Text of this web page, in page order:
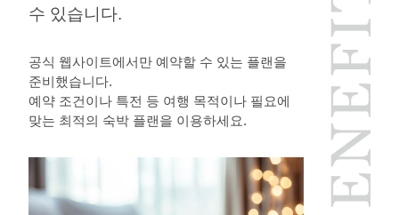
수 있습니다.
공식 웹사이트에서만 예약할 수 있는 플랜을
준비했습니다.
예약 조건이나 특전 등 여행 목적이나 필요에
맞는 최적의 숙박 플랜을 이용하세요.